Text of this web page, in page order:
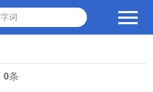
词
0条